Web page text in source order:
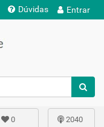
Dúvidas Entrar
2040
0